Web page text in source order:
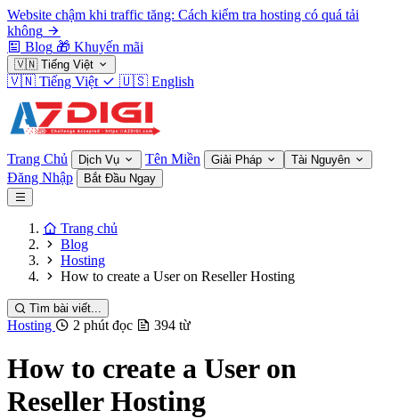
Website chậm khi traffic tăng: Cách kiểm tra hosting có quá tải
không
Blog 🎁 Khuyến mãi
🇻🇳 Tiếng Việt
🇻🇳 Tiếng Việt 🇺🇸 English
Trang Chủ Dịch Vụ Tên Miền Giải Pháp Tài Nguyên
Đăng Nhập Bắt Đầu Ngay
Trang chủ
Blog
Hosting
How to create a User on Reseller Hosting
Tìm bài viết...
Hosting 2 phút đọc 394 từ
How to create a User on
Reseller Hosting